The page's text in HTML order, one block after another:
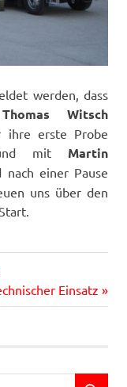
werden, dass
Thomas Witsch
ihre erste Probe
und mit Martin
nach einer Pause
uns über den
Einsatz